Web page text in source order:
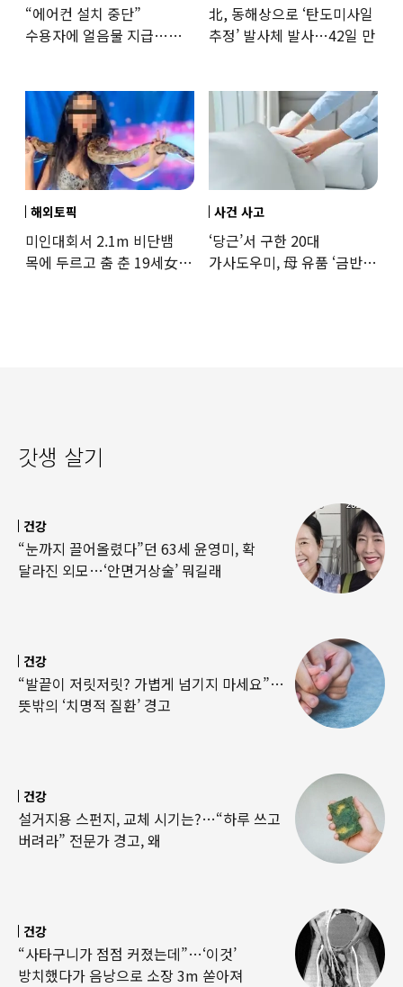
“에어컨 설치 중단”
수용자에 얼음물 지급…
北, 동해상으로 ‘탄도미사일
추정’ 발사체 발사…42일 만
해외토픽
미인대회서 2.1m 비단뱀
목에 두르고 춤 춘 19세女
사건 사고
‘당근’서 구한 20대
가사도우미, 母 유품 ‘금반지
갓생 살기
건강
“눈까지 끌어올렸다”던 63세 윤영미, 확
달라진 외모…‘안면거상술’ 뭐길래
건강
“발끝이 저릿저릿? 가볍게 넘기지 마세요”…
뜻밖의 ‘치명적 질환’ 경고
건강
설거지용 스펀지, 교체 시기는?…“하루 쓰고
버려라” 전문가 경고, 왜
건강
“사타구니가 점점 커졌는데”…‘이것’
방치했다가 음낭으로 소장 3m 쏟아져